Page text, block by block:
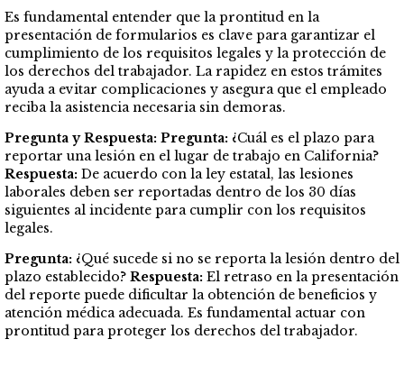
Es fundamental entender que la prontitud en la
presentación de formularios es clave para garantizar el
cumplimiento de los requisitos legales y la protección de
los derechos del trabajador. La rapidez en estos trámites
ayuda a evitar complicaciones y asegura que el empleado
reciba la asistencia necesaria sin demoras.
Pregunta y Respuesta: Pregunta: ¿Cuál es el plazo para
reportar una lesión en el lugar de trabajo en California?
Respuesta: De acuerdo con la ley estatal, las lesiones
laborales deben ser reportadas dentro de los 30 días
siguientes al incidente para cumplir con los requisitos
legales.
Pregunta: ¿Qué sucede si no se reporta la lesión dentro del
plazo establecido? Respuesta: El retraso en la presentación
del reporte puede dificultar la obtención de beneficios y
atención médica adecuada. Es fundamental actuar con
prontitud para proteger los derechos del trabajador.